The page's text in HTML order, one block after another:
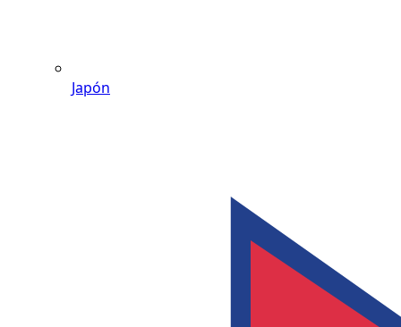
Japón